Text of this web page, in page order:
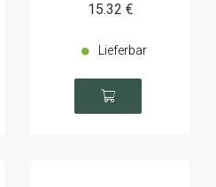
15.32 €
Lieferbar